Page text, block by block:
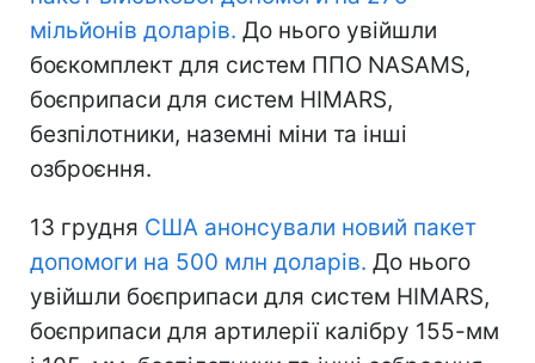
мільйонів доларів. До нього увійшли
боєкомплект для систем ППО NASAMS,
боєприпаси для систем HIMARS,
безпілотники, наземні міни та інші
озброєння.
13 грудня США анонсували новий пакет
допомоги на 500 млн доларів. До нього
увійшли боєприпаси для систем HIMARS,
боєприпаси для артилерії калібру 155-мм